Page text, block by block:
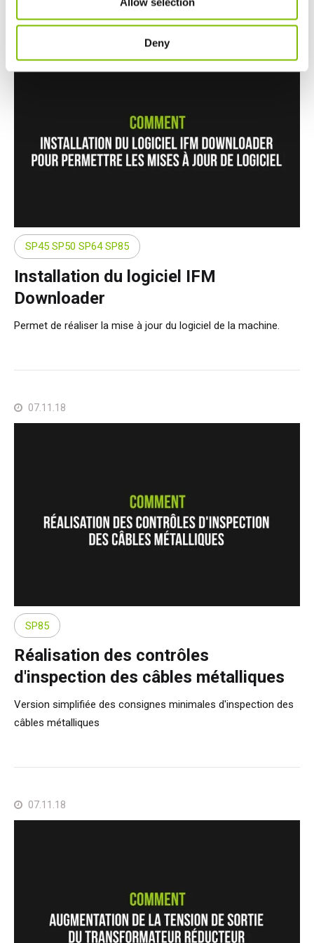
Deny
16.01.19
SP45 SP50 SP64 SP85
Installation du logiciel IFM
Downloader
Permet de réaliser la mise à jour du logiciel de la machine.
07.11.18
SP85
Réalisation des contrôles
d'inspection des câbles métalliques
Version simplifiée des consignes minimales d'inspection des
câbles métalliques
07.11.18